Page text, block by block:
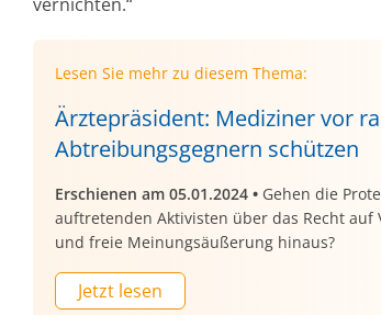
Lesen Sie mehr zu diesem Thema:
Ärztepräsident: Mediziner vor
Abtreibungsgegnern schützen
Erschienen am 05.01.2024 • Gehen die
auftretenden Aktivisten über das Recht auf
und freie Meinungsäußerung hinaus?
Jetzt lesen